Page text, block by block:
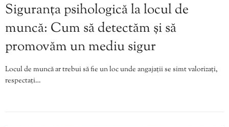
Siguranța psihologică la locul de
muncă: Cum să detectăm și să
promovăm un mediu sigur
Locul de muncă ar trebui să fie un loc unde angajații se simt valorizați,
respectați…